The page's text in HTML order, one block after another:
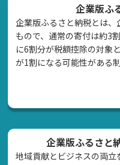
企業版ふ
企業版ふるさと納税とは
もので、通常の寄付は約3
に6割分が税額控除の対象
が1割になる可能性がある制
企業版ふるさと
地域貢献とビジネスの両